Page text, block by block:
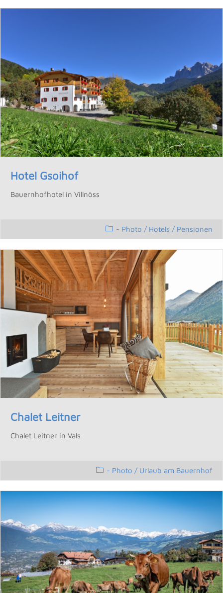
Hotel Gsoihof
Bauernhofhotel in Villnöss
- Photo / Hotels / Pensionen
Chalet Leitner
Chalet Leitner in Vals
- Photo / Urlaub am Bauernhof